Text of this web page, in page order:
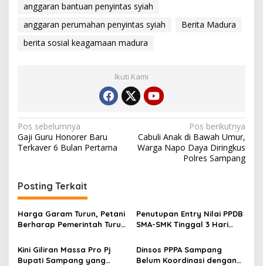
anggaran bantuan penyintas syiah
anggaran perumahan penyintas syiah
Berita Madura
berita sosial keagamaan madura
Ikuti Kami
Navigasi
pos
Pos sebelumnya
Gaji Guru Honorer Baru
Terkaver 6 Bulan Pertama
Pos berikutnya
Cabuli Anak di Bawah Umur,
Warga Napo Daya Diringkus
Polres Sampang
Posting Terkait
Harga Garam Turun, Petani
Berharap Pemerintah Turun
Penutupan Entry Nilai PPDB
SMA-SMK Tinggal 3 Hari
Kini Giliran Massa Pro Pj
Bupati Sampang yang
Dinsos PPPA Sampang
Belum Koordinasi dengan